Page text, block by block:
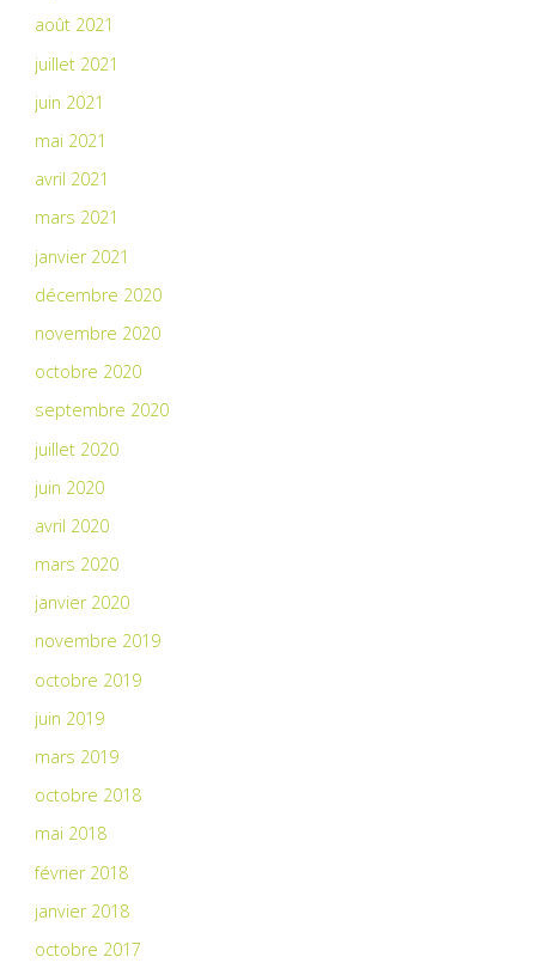
août 2021
juillet 2021
juin 2021
mai 2021
avril 2021
mars 2021
janvier 2021
décembre 2020
novembre 2020
octobre 2020
septembre 2020
juillet 2020
juin 2020
avril 2020
mars 2020
janvier 2020
novembre 2019
octobre 2019
juin 2019
mars 2019
octobre 2018
mai 2018
février 2018
janvier 2018
octobre 2017